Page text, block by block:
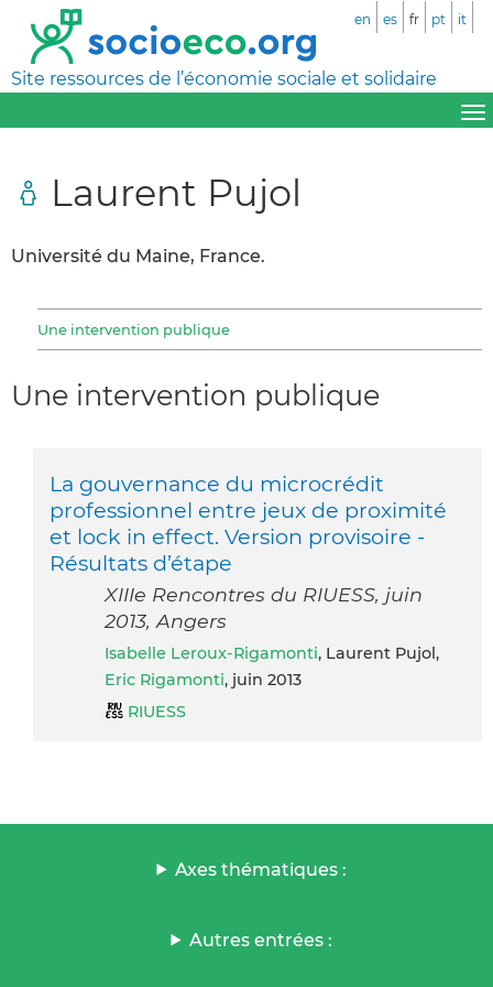
Site ressources de l’économie sociale et solidaire
en es fr pt it
Laurent Pujol
Université du Maine, France.
Une intervention publique
Une intervention publique
La gouvernance du microcrédit
professionnel entre jeux de proximité
et lock in effect. Version provisoire -
Résultats d’étape
XIIIe Rencontres du RIUESS, juin
2013, Angers
Isabelle Leroux-Rigamonti, Laurent Pujol,
Eric Rigamonti, juin 2013
RIUESS
Axes thématiques :
Autres entrées :